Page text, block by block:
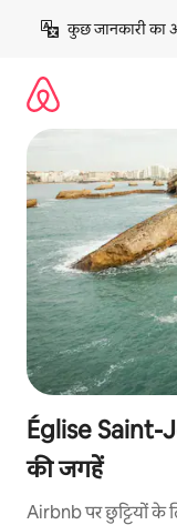
छोड़कर
कॉन्टेंट
कुछ जानकारी का
Église Saint-
की जगहें
Airbnb पर छुट्टियों के